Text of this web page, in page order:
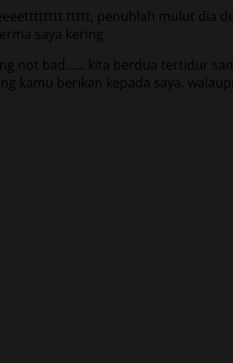
ttttt, penuhlah mulut dia
saya kering
not bad…… kita berdua tertidur
kamu berikan kepada saya,